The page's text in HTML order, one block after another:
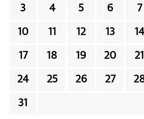
3 4 5 6 7
10 11 12 13 14
17 18 19 20 21
24 25 26 27
31